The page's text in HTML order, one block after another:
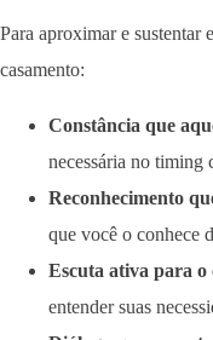
Para aproximar e sustentar
casamento:
Constância que
necessária no timing
Reconhecimento
que você o conhece
Escuta ativa para o
entender suas